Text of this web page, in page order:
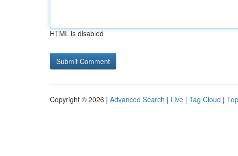
HTML is disabled
Copyright © 2026 | Advanced Search | Live | Tag Cloud |